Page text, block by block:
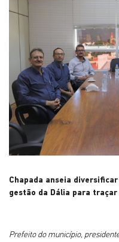
Chapada anseia
gestão da Dália para
Prefeito do município,